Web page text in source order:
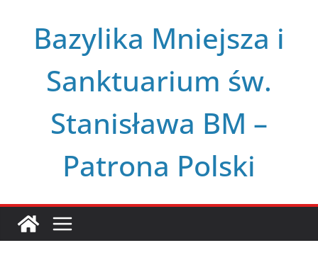
Bazylika Mniejsza i
Sanktuarium św.
Stanisława BM –
Patrona Polski